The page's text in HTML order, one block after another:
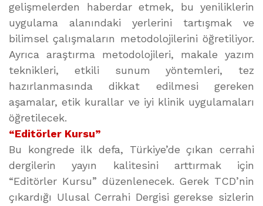
gelişmelerden haberdar etmek, bu yeniliklerin
uygulama alanındaki yerlerini tartışmak ve
bilimsel çalışmaların metodolojilerini öğretiliyor.
Ayrıca araştırma metodolojileri, makale yazım
teknikleri, etkili sunum yöntemleri, tez
hazırlanmasında dikkat edilmesi gereken
aşamalar, etik kurallar ve iyi klinik uygulamaları
öğretilecek.
“Editörler Kursu”
Bu kongrede ilk defa, Türkiye’de çıkan cerrahi
dergilerin yayın kalitesini arttırmak için
“Editörler Kursu” düzenlenecek. Gerek TCD’nin
çıkardığı Ulusal Cerrahi Dergisi gerekse sizlerin